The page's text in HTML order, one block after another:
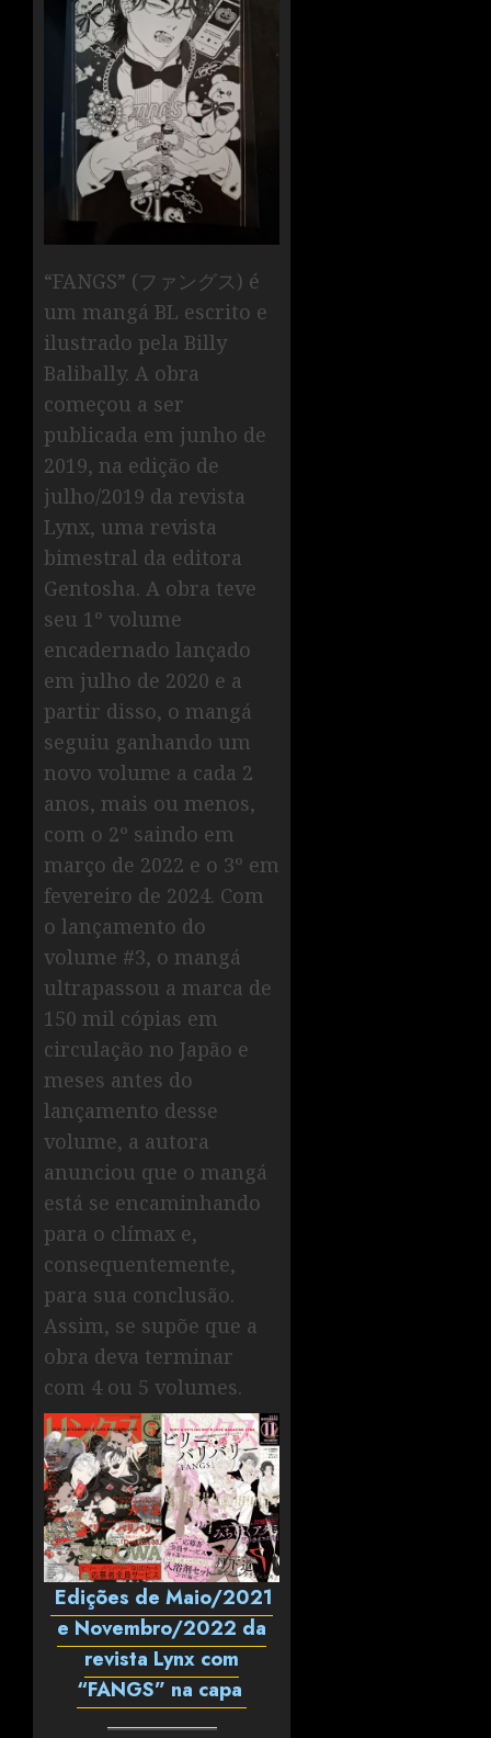
“FANGS” (ファングス) é
um mangá BL escrito e
ilustrado pela Billy
Balibally. A obra
começou a ser
publicada em junho de
2019, na edição de
julho/2019 da revista
Lynx, uma revista
bimestral da editora
Gentosha. A obra teve
seu 1º volume
encadernado lançado
em julho de 2020 e a
partir disso, o mangá
seguiu ganhando um
novo volume a cada 2
anos, mais ou menos,
com o 2º saindo em
março de 2022 e o 3º em
fevereiro de 2024. Com
o lançamento do
volume #3, o mangá
ultrapassou a marca de
150 mil cópias em
circulação no Japão e
meses antes do
lançamento desse
volume, a autora
anunciou que o mangá
está se encaminhando
para o clímax e,
consequentemente,
para sua conclusão.
Assim, se supõe que a
obra deva terminar
com 4 ou 5 volumes.
Edições de Maio/2021
e Novembro/2022 da
revista Lynx com
“FANGS” na capa